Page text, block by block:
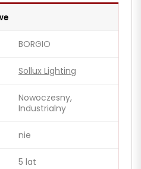
BORGIO
Sollux Lighting
Nowoczesny,
Industrialny
nie
5 lat